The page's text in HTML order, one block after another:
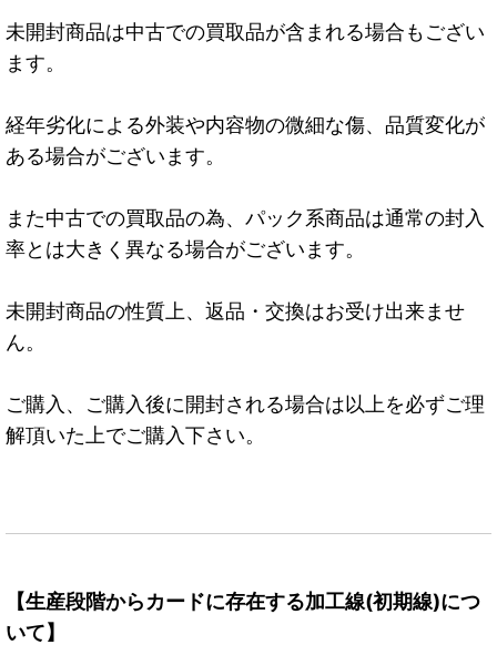
未開封商品は中古での買取品が含まれる場合もござい
ます。
経年劣化による外装や内容物の微細な傷、品質変化が
ある場合がございます。
また中古での買取品の為、パック系商品は通常の封入
率とは大きく異なる場合がございます。
未開封商品の性質上、返品・交換はお受け出来ませ
ん。
ご購入、ご購入後に開封される場合は以上を必ずご理
解頂いた上でご購入下さい。
【生産段階からカードに存在する加工線(初期線)につ
いて】